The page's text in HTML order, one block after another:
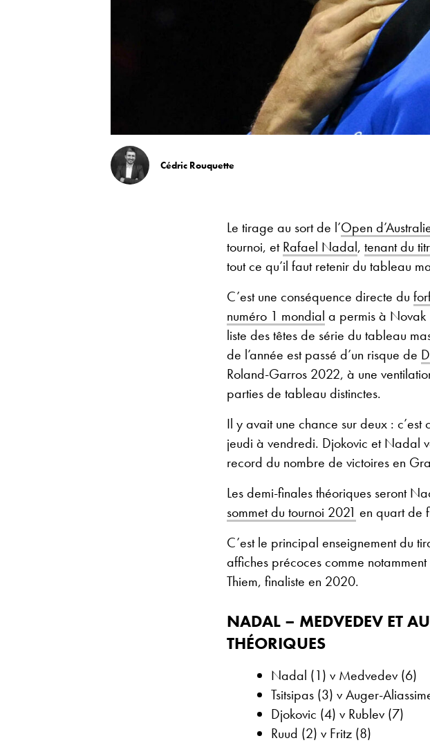
Cédric Rouquette
Le tirage au sort de l’Open
tournoi, etRafael Nadal, tenant du
tout ce qu’il faut retenir du tableau
C’est une conséquence directe du
numéro 1 mondial a permis à
liste des têtes de série du tableau
de l’année est passé d’un risque de
Roland-Garros 2022, à une
parties de tableau distinctes.
Il y avait une chance sur deux :
jeudi à vendredi. Djokovic et Nadal
record du nombre de victoires en
Les demi-finales théoriques seront
sommet du tournoi 2021 en quart de
C’est le principal enseignement du
affiches précoces comme
Thiem, finaliste en 2020.
NADAL – MEDVEDEV ET
THÉORIQUES
Nadal (1) v Medvedev (6)
Tsitsipas (3) v Auger-
Djokovic (4) v Rublev (7)
Ruud (2) v Fritz (8)